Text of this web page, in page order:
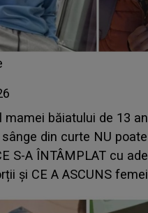
mamei băiatului de 13
din curte NU
S-A ÎNTÂMPLAT cu
și CE A ASCUNS